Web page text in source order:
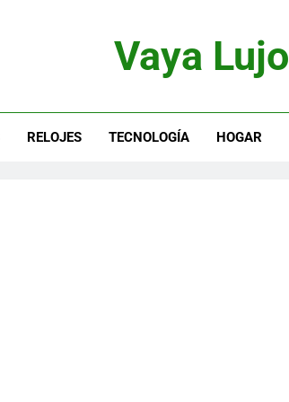
Vaya Lujo
RELOJES TECNOLOGÍA HOGAR